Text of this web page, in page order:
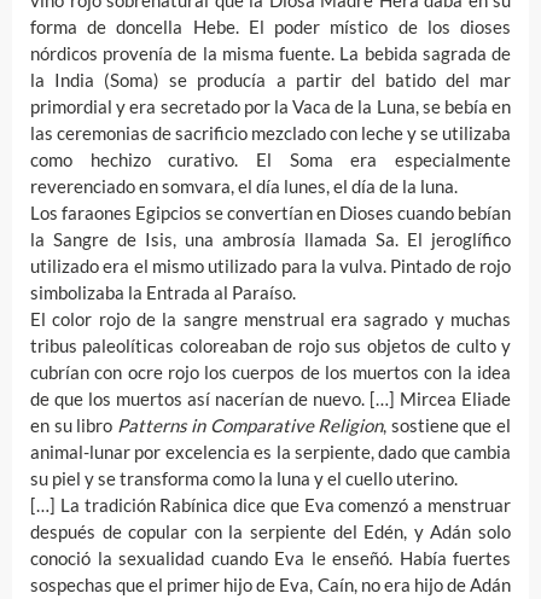
forma de doncella Hebe. El poder místico de los dioses
nórdicos provenía de la misma fuente. La bebida sagrada de
la India (Soma) se producía a partir del batido del mar
primordial y era secretado por la Vaca de la Luna, se bebía en
las ceremonias de sacrificio mezclado con leche y se utilizaba
como hechizo curativo. El Soma era especialmente
reverenciado en somvara, el día lunes, el día de la luna.
Los faraones Egipcios se convertían en Dioses cuando bebían
la Sangre de Isis, una ambrosía llamada Sa. El jeroglífico
utilizado era el mismo utilizado para la vulva. Pintado de rojo
simbolizaba la Entrada al Paraíso.
El color rojo de la sangre menstrual era sagrado y muchas
tribus paleolíticas coloreaban de rojo sus objetos de culto y
cubrían con ocre rojo los cuerpos de los muertos con la idea
de que los muertos así nacerían de nuevo. […] Mircea Eliade
en su libro Patterns in Comparative Religion, sostiene que el
animal-lunar por excelencia es la serpiente, dado que cambia
su piel y se transforma como la luna y el cuello uterino.
[…] La tradición Rabínica dice que Eva comenzó a menstruar
después de copular con la serpiente del Edén, y Adán solo
conoció la sexualidad cuando Eva le enseñó. Había fuertes
sospechas que el primer hijo de Eva, Caín, no era hijo de Adán